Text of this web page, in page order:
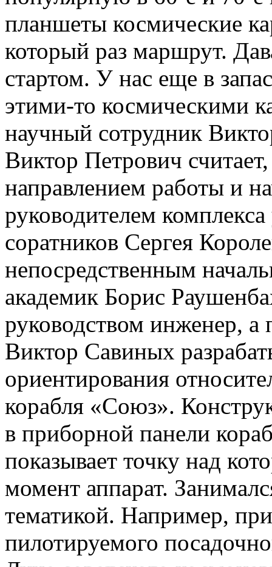
планшеты космические
который раз маршрут.
стартом. У нас еще в
этими-то космическими
научный сотрудник
Виктор Петрович
направлением работы и
руководителем
соратников Сергея
непосредственным
академик Борис
руководством инженер,
Виктор Савиных
ориентирования
корабля «Союз».
в приборной панели
показывает точку над
момент аппарат.
тематикой. Например,
пилотируемого